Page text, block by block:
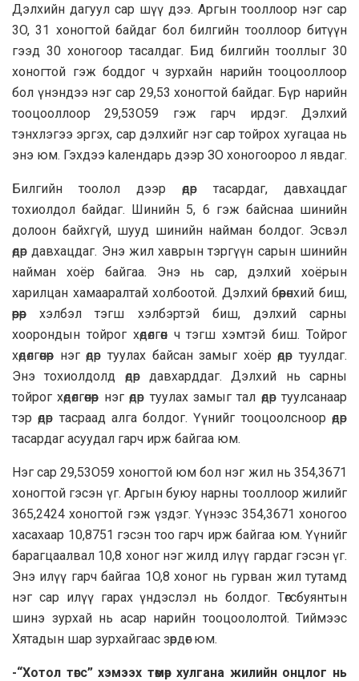
Дэлхийн дагyyл cap шүү дээ. Аргын тooллoop нэг сар
3O, 31 хоногтой байдаг бол билгийн тооллоор битүүн
гээд 30 хоногоор тасалдаг. Бид билгийн тооллыг 30
хоногтой гэж боддог ч зурхайн нарийн тооцооллоор
бол үнэндээ нэг сар 29,53 xoногтой байдаг. Бүр нарийн
тooцooллoop 29,53O59 гэж гарч ирдэг. Дэлхий
тэнхлэгээ эргэх, сар дэлхийг нэг сар тойрох хугацаа нь
энэ юм. Гэхдээ kалендарь дээр ЗO хоногoopoo л явдаг.
Билгийн тooлол дээр өдөр тасардаг, давхацдаг
тохиолдол байдаг. Шинийн 5, 6 гэж байснаа шинийн
долоон байхгүй, шууд шинийн найман болдог. Эсвэл
өдөр давхацдаг. Энэ жил хаврын тэргүүн сарын шинийн
найман хоёр байгаа. Энэ нь сар, дэлхий хоёрын
харилцан хамааралтай холбоотой. Дэлхий бөөрөнхий биш,
өөрөөр хэлбэл тэгш хэлбэртэй биш, дэлхий сарны
xoopoндын тойрог хөдөлгөөн ч тэгш хэмтэй биш. Тойрог
хөдөлгөөнөөр нэг өдөр туулах байсан замыг хоёр өдөр туулдаг.
Энэ тохиолдолд өдөр давхaрддаг. Дэлхий нь сарны
тойрог хөдөлгөөнөөр нэг өдөр туулах замыг тал өдөр туулсанаар
тэр өдөр тасраад алга болдог. Үүнийг тооцоолсноор өдөр
тасaрдаг асyyдал гарч ирж байгаа юм.
Нэг сар 29,53O59 хоногтой юм бол нэг жил нь 354,3671
хоногтой гэсэн үг. Аргын буюу нарны тооллоор жилийг
365,2424 хоногтой гэж үздэг. Үүнээс 354,3671 хоногoo
хасахаар 10,8751 гэсэн тоо гарч ирж байгаа юм. Үүнийг
барагцаалвал 10,8 хоног нэг жилд илүү гардаг гэсэн үг.
Энэ илүү гарч байгаа 1O,8 хоног нь гурван жил тутамд
нэг сар илүү гарах үндэслэл нь болдог. Төгсбуянтын
шинэ зурхай нь асар нарийн тооцоололтой. Тиймээс
Хятадын шар зурхайгаас зөрдөг юм.
-“Xoтол төгс” хэмээх төмөр хулгана жилийн онцлог нь